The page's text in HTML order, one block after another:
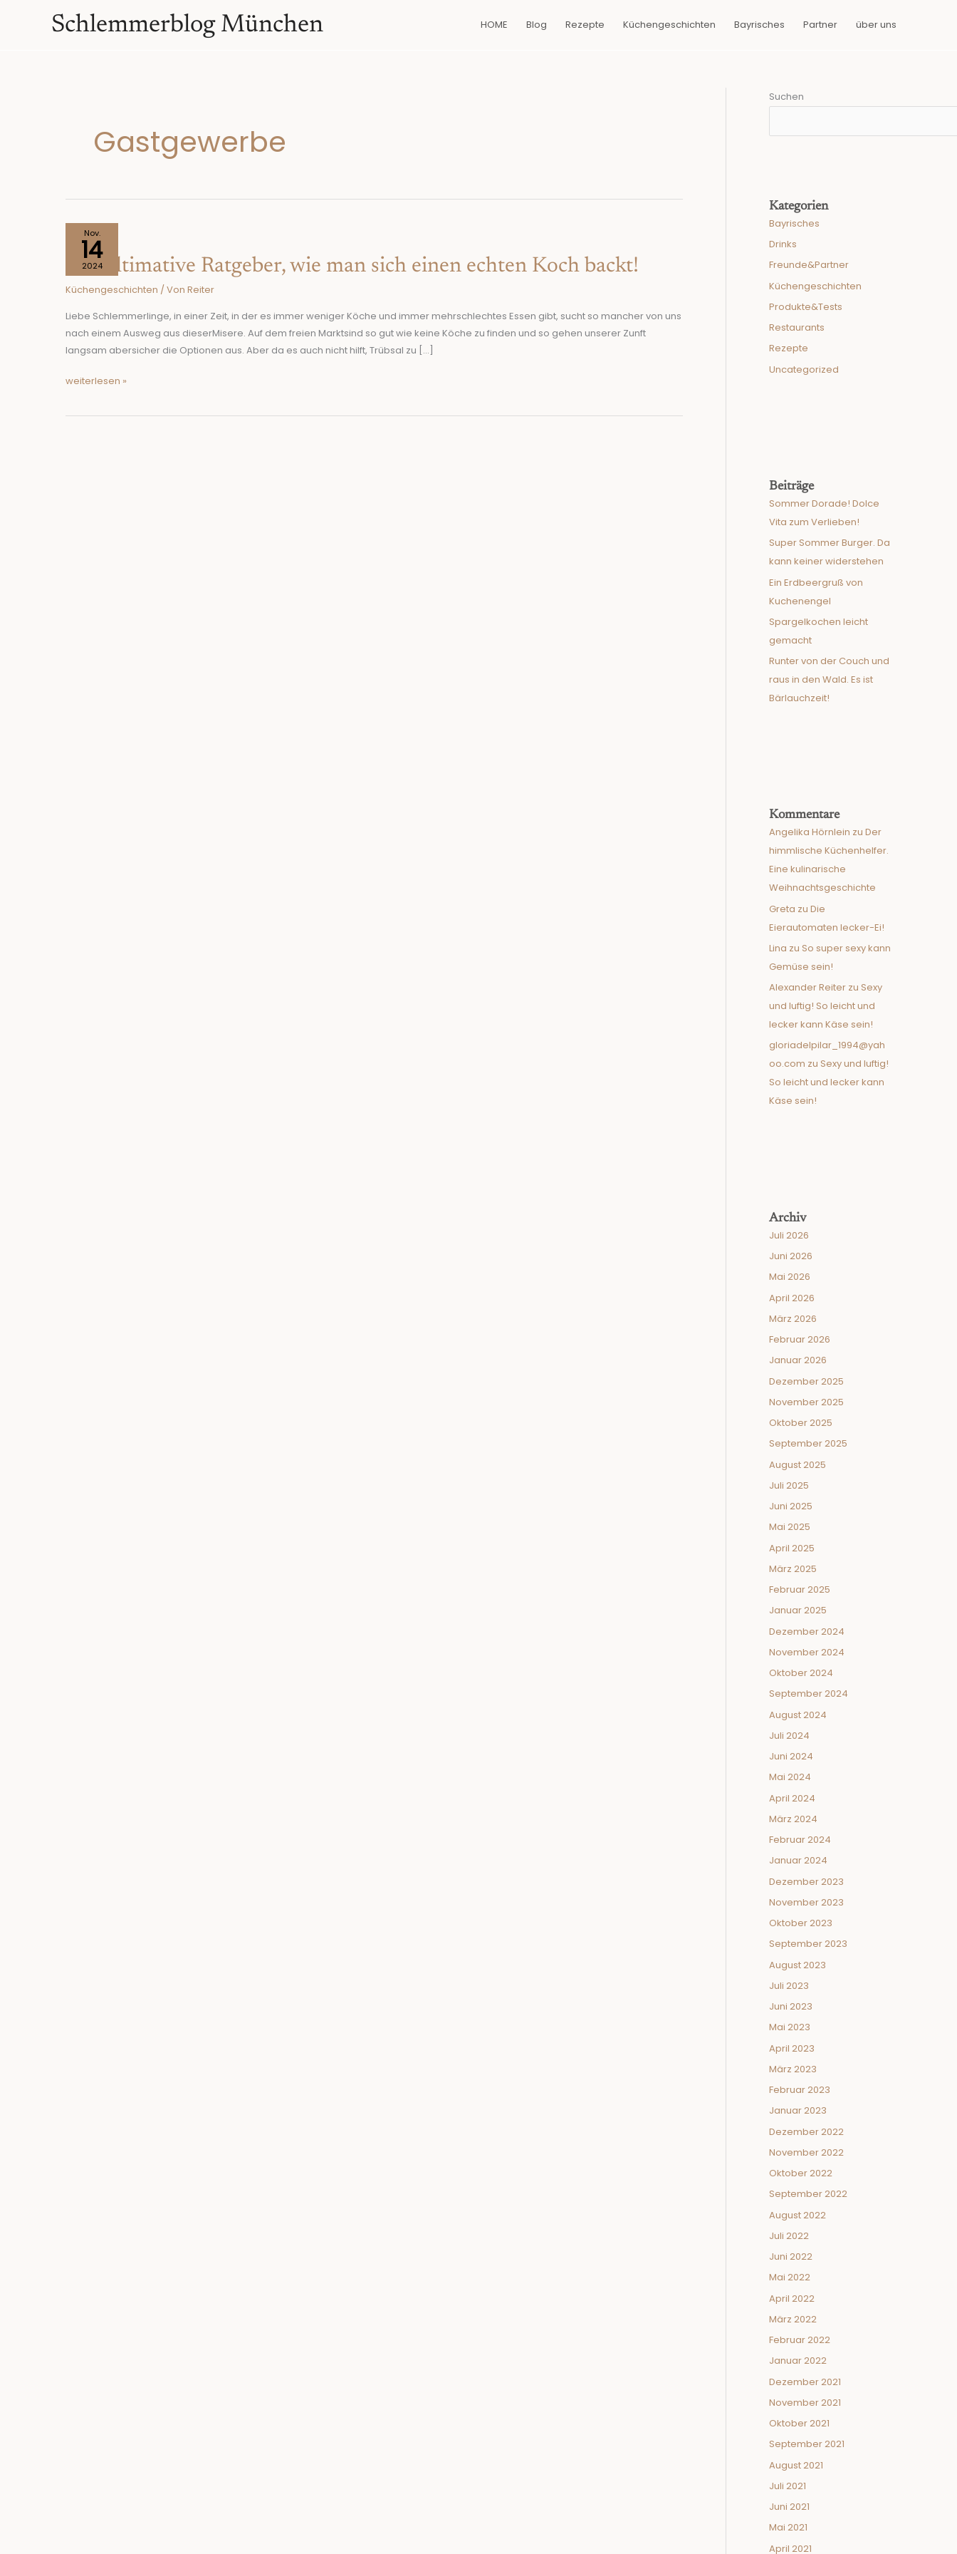
Schlemmerblog München HOME Blog Rezepte Küchengeschichten Bayrisches Partner über uns
Gastgewerbe
Nov.
14
2024
Der ultimative Ratgeber, wie man sich einen echten Koch backt!
Küchengeschichten / Von Reiter
Liebe Schlemmerlinge, in einer Zeit, in der es immer weniger Köche und immer mehrschlechtes Essen gibt, sucht so mancher von uns
nach einem Ausweg aus dieserMisere. Auf dem freien Marktsind so gut wie keine Köche zu finden und so gehen unserer Zunft
langsam abersicher die Optionen aus. Aber da es auch nicht hilft, Trübsal zu […]
ultimative
Ratgeber,
sich
einen
echten
backt!
weiterlesen »
Suchen
Kategorien
Bayrisches
Drinks
Freunde&Partner
Küchengeschichten
Produkte&Tests
Restaurants
Rezepte
Uncategorized
Beiträge
Sommer Dorade! Dolce
Vita zum Verlieben!
Super Sommer Burger. Da
kann keiner widerstehen
Ein Erdbeergruß von
Kuchenengel
Spargelkochen leicht
gemacht
Runter von der Couch und
raus in den Wald. Es ist
Bärlauchzeit!
Kommentare
Angelika Hörnlein zu Der
himmlische Küchenhelfer.
Eine kulinarische
Weihnachtsgeschichte
Greta zu Die
Eierautomaten lecker-Ei!
Lina zu So super sexy kann
Gemüse sein!
Alexander Reiter zu Sexy
und luftig! So leicht und
lecker kann Käse sein!
gloriadelpilar_1994@yah
oo.com zu Sexy und luftig!
So leicht und lecker kann
Käse sein!
Archiv
Juli 2026
Juni 2026
Mai 2026
April 2026
März 2026
Februar 2026
Januar 2026
Dezember 2025
November 2025
Oktober 2025
September 2025
August 2025
Juli 2025
Juni 2025
Mai 2025
April 2025
März 2025
Februar 2025
Januar 2025
Dezember 2024
November 2024
Oktober 2024
September 2024
August 2024
Juli 2024
Juni 2024
Mai 2024
April 2024
März 2024
Februar 2024
Januar 2024
Dezember 2023
November 2023
Oktober 2023
September 2023
August 2023
Juli 2023
Juni 2023
Mai 2023
April 2023
März 2023
Februar 2023
Januar 2023
Dezember 2022
November 2022
Oktober 2022
September 2022
August 2022
Juli 2022
Juni 2022
Mai 2022
April 2022
März 2022
Februar 2022
Januar 2022
Dezember 2021
November 2021
Oktober 2021
September 2021
August 2021
Juli 2021
Juni 2021
Mai 2021
April 2021